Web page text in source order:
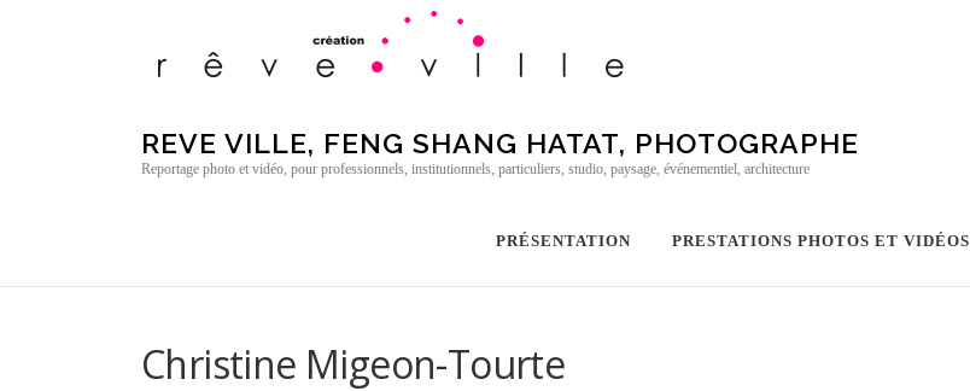
REVE VILLE, FENG SHANG HATAT, PHOTOGRAPHE
Reportage photo et vidéo, pour professionnels, institutionnels, particuliers, studio, paysage, événementiel, architecture
PRÉSENTATION PRESTATIONS PHOTOS ET VIDÉOS
Christine Migeon-Tourte